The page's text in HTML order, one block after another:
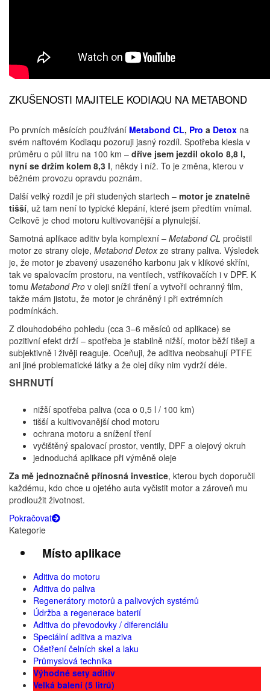
ZKUŠENOSTI MAJITELE KODIAQU NA METABOND
Po prvních měsících používání Metabond CL, Pro a Detox na
svém naftovém Kodiaqu pozoruji jasný rozdíl. Spotřeba klesla v
průměru o půl litru na 100 km – dříve jsem jezdil okolo 8,8 l,
nyní se držím kolem 8,3 l, někdy i níž. To je změna, kterou v
běžném provozu opravdu poznám.
Další velký rozdíl je při studených startech – motor je znatelně
tišší, už tam není to typické klepání, které jsem předtím vnímal.
Celkově je chod motoru kultivovanější a plynulejší.
Samotná aplikace aditiv byla komplexní – Metabond CL pročistil
motor ze strany oleje, Metabond Detoxze strany paliva. Výsledek
je, že motor je zbavený usazeného karbonu jak v klikové skříni,
tak ve spalovacím prostoru, na ventilech, vstřikovačích i v DPF. K
tomu Metabond Pro v oleji snížil tření a vytvořil ochranný film,
takže mám jistotu, že motor je chráněný i při extrémních
podmínkách.
Z dlouhodobého pohledu (cca 3–6 měsíců od aplikace) se
pozitivní efekt drží – spotřeba je stabilně nižší, motor běží tišeji a
subjektivně i živěji reaguje. Oceňuji, že aditiva neobsahují PTFE
ani jiné problematické látky a že olej díky nim vydrží déle.
SHRNUTÍ
nižší spotřeba paliva (cca o 0,5 l / 100 km)
tišší a kultivovanější chod motoru
ochrana motoru a snížení tření
vyčištěný spalovací prostor, ventily, DPF a olejový okruh
jednoduchá aplikace při výměně oleje
Za mě jednoznačně přínosná investice, kterou bych doporučil
každému, kdo chce u ojetého auta vyčistit motor a zároveň mu
prodloužit životnost.
Pokračovat
Kategorie
Místo aplikace
Aditiva do motoru
Aditiva do paliva
Regenerátory motorů a palivových systémů
Údržba a regenerace baterií
Aditiva do převodovky / diferenciálu
Speciální aditiva a maziva
Ošetření čelních skel a laku
Průmyslová technika
Výhodné sety aditiv
Velká balení (5 litrů)